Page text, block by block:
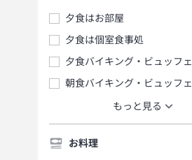
夕食はお部屋
夕食は個室食事処
夕食バイキング・ビュッフェ
朝食バイキング・ビュッフェ
もっと見る
お料理